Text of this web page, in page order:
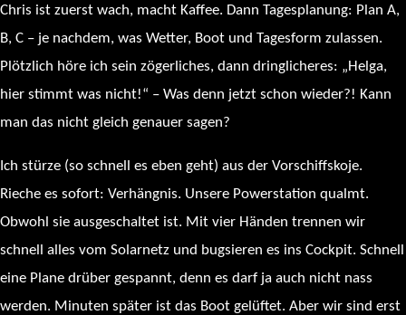
Chris ist zuerst wach, macht Kaffee. Dann Tagesplanung: Plan A,
B, C – je nachdem, was Wetter, Boot und Tagesform zulassen.
Plötzlich höre ich sein zögerliches, dann dringlicheres: „Helga,
hier stimmt was nicht!“ – Was denn jetzt schon wieder?! Kann
man das nicht gleich genauer sagen?
Ich stürze (so schnell es eben geht) aus der Vorschiffskoje.
Rieche es sofort: Verhängnis. Unsere Powerstation qualmt.
Obwohl sie ausgeschaltet ist. Mit vier Händen trennen wir
schnell alles vom Solarnetz und bugsieren es ins Cockpit. Schnell
eine Plane drüber gespannt, denn es darf ja auch nicht nass
werden. Minuten später ist das Boot gelüftet. Aber wir sind erst